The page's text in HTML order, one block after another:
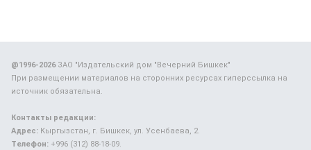
@1996-2026ЗАО "Издательский дом "Вечерний Бишкек"
При размещении материалов на сторонних ресурсах гиперссылка на
источник обязательна.
Контакты редакции:
Адрес: Кыргызстан, г. Бишкек, ул. Усенбаева, 2.
Телефон: +996 (312) 88-18-09.